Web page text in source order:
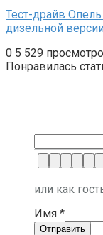
Тест-драйв
дизельной
0 5 529
Понравилась
или как
Имя *